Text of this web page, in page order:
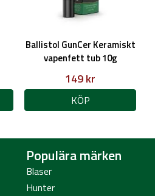
Ballistol GunCer Keramiskt
vapenfett tub 10g
149 kr
KÖP
Populära märken
Blaser
Hunter